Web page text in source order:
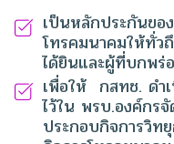
เป็นหลักประกันขอ
โทรคมนาคมให้ทั่
ได้ยินและผู้ที่บกพร่
เพื่อให้ กสทช. ด
ไว้ใน พรบ.องค์กร
ประกอบกิจการวิท